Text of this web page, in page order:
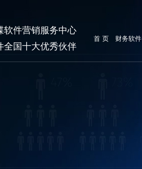
软件营销服务中心
全国十大优秀伙伴
首 页 财务软件